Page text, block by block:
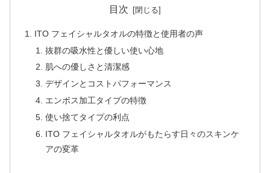
目次
ITO フェイシャルタオルの特徴と使用者の声
抜群の吸水性と優しい使い心地
肌への優しさと清潔感
デザインとコストパフォーマンス
エンボス加工タイプの特徴
使い捨てタイプの利点
ITO フェイシャルタオルがもたらす日々のスキンケ
アの変革